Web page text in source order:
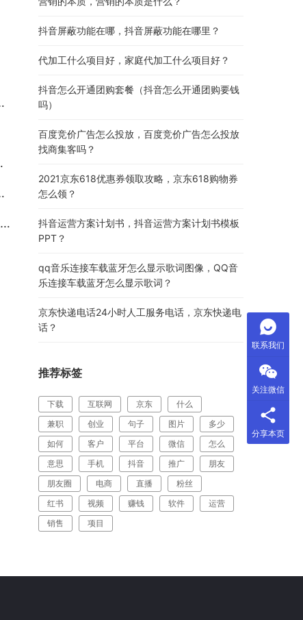
抖音屏蔽功能在哪，抖音屏蔽功能在哪里？
代加工什么项目好，家庭代加工什么项目好？
抖音怎么开通团购套餐（抖音怎么开通团购要钱
吗）
百度竞价广告怎么投放，百度竞价广告怎么投放
找商集客吗？
2021京东618优惠券领取攻略，京东618购物券
怎么领？
抖音运营方案计划书，抖音运营方案计划书模板
PPT？
qq音乐连接车载蓝牙怎么显示歌词图像，QQ音
乐连接车载蓝牙怎么显示歌词？
京东快递电话24小时人工服务电话，京东快递电
话？
推荐标签
下载 互联网 京东
什么
兼职
创业 句子 图片
多少
如何
客户 平台 微信
怎么
意思
手机 抖音 推广
朋友
朋友圈
电商 直播
粉丝
红书
视频 赚钱 软件
运营
销售
项目
联系我们
关注微信
分享本页